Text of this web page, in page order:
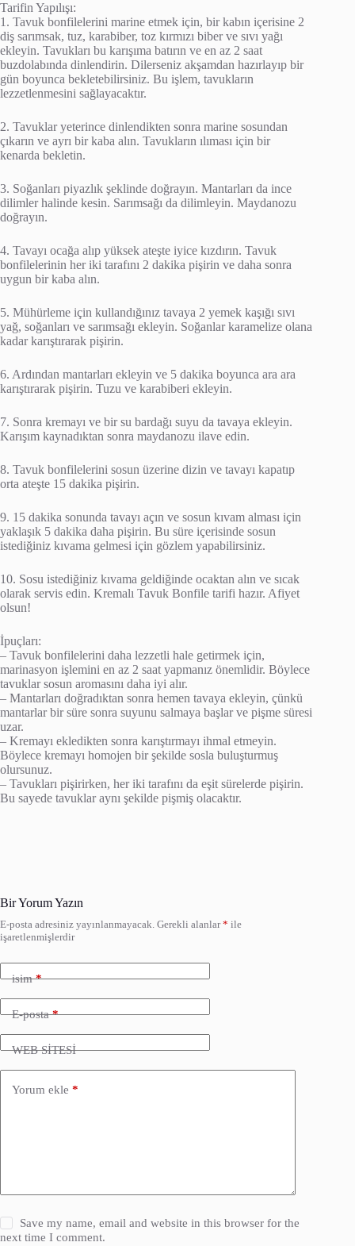
Tarifin Yapılışı:
1. Tavuk bonfilelerini marine etmek için, bir kabın içerisine 2
diş sarımsak, tuz, karabiber, toz kırmızı biber ve sıvı yağı
ekleyin. Tavukları bu karışıma batırın ve en az 2 saat
buzdolabında dinlendirin. Dilerseniz akşamdan hazırlayıp bir
gün boyunca bekletebilirsiniz. Bu işlem, tavukların
lezzetlenmesini sağlayacaktır.
2. Tavuklar yeterince dinlendikten sonra marine sosundan
çıkarın ve ayrı bir kaba alın. Tavukların ılıması için bir
kenarda bekletin.
3. Soğanları piyazlık şeklinde doğrayın. Mantarları da ince
dilimler halinde kesin. Sarımsağı da dilimleyin. Maydanozu
doğrayın.
4. Tavayı ocağa alıp yüksek ateşte iyice kızdırın. Tavuk
bonfilelerinin her iki tarafını 2 dakika pişirin ve daha sonra
uygun bir kaba alın.
5. Mühürleme için kullandığınız tavaya 2 yemek kaşığı sıvı
yağ, soğanları ve sarımsağı ekleyin. Soğanlar karamelize olana
kadar karıştırarak pişirin.
6. Ardından mantarları ekleyin ve 5 dakika boyunca ara ara
karıştırarak pişirin. Tuzu ve karabiberi ekleyin.
7. Sonra kremayı ve bir su bardağı suyu da tavaya ekleyin.
Karışım kaynadıktan sonra maydanozu ilave edin.
8. Tavuk bonfilelerini sosun üzerine dizin ve tavayı kapatıp
orta ateşte 15 dakika pişirin.
9. 15 dakika sonunda tavayı açın ve sosun kıvam alması için
yaklaşık 5 dakika daha pişirin. Bu süre içerisinde sosun
istediğiniz kıvama gelmesi için gözlem yapabilirsiniz.
10. Sosu istediğiniz kıvama geldiğinde ocaktan alın ve sıcak
olarak servis edin. Kremalı Tavuk Bonfile tarifi hazır. Afiyet
olsun!
İpuçları:
– Tavuk bonfilelerini daha lezzetli hale getirmek için,
marinasyon işlemini en az 2 saat yapmanız önemlidir. Böylece
tavuklar sosun aromasını daha iyi alır.
– Mantarları doğradıktan sonra hemen tavaya ekleyin, çünkü
mantarlar bir süre sonra suyunu salmaya başlar ve pişme süresi
uzar.
– Kremayı ekledikten sonra karıştırmayı ihmal etmeyin.
Böylece kremayı homojen bir şekilde sosla buluşturmuş
olursunuz.
– Tavukları pişirirken, her iki tarafını da eşit sürelerde pişirin.
Bu sayede tavuklar aynı şekilde pişmiş olacaktır.
Bir Yorum Yazın
E-posta adresiniz yayınlanmayacak. Gerekli alanlar* ile
işaretlenmişlerdir
isim*
E-posta*
WEB SİTESİ
Yorum ekle *
Save my name, email and website in this browser for the
next time I comment.